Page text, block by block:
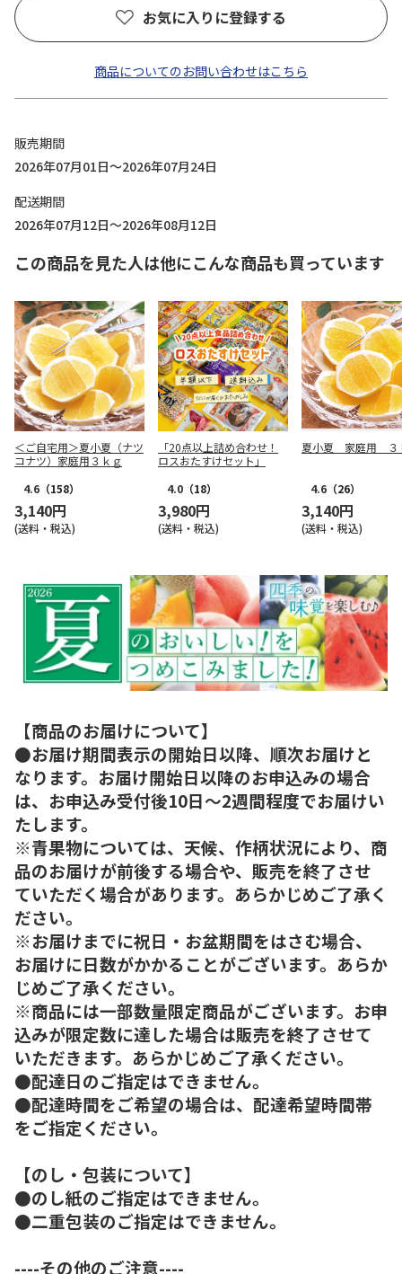
お気に入りに登録する
商品についてのお問い合わせはこちら
販売期間
2026年07月01日～2026年07月24日
配送期間
2026年07月12日～2026年08月12日
この商品を見た人は他にこんな商品も買っています
＜ご自宅用＞夏小夏（ナツ
コナツ）家庭用３ｋｇ
4.6 （158）
3,140円
(送料・税込)
「20点以上詰め合わせ！
ロスおたすけセット」
4.0 （18）
3,980円
(送料・税込)
夏小夏 家庭用 ３
4.6 （26）
3,140円
(送料・税込)
【商品のお届けについて】
●お届け期間表示の開始日以降、順次お届けと
なります。お届け開始日以降のお申込みの場合
は、お申込み受付後10日～2週間程度でお届けい
たします。
※青果物については、天候、作柄状況により、商
品のお届けが前後する場合や、販売を終了させ
ていただく場合があります。あらかじめご了承く
ださい。
※お届けまでに祝日・お盆期間をはさむ場合、
お届けに日数がかかることがございます。あらか
じめご了承ください。
※商品には一部数量限定商品がございます。お申
込みが限定数に達した場合は販売を終了させて
いただきます。あらかじめご了承ください。
●配達日のご指定はできません。
●配達時間をご希望の場合は、配達希望時間帯
をご指定ください。
【のし・包装について】
●のし紙のご指定はできません。
●二重包装のご指定はできません。
----その他のご注意----